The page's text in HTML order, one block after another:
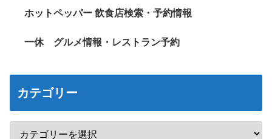
ホットペッパー 飲食店検索・予約情報
一休 グルメ情報・レストラン予約
カテゴリー